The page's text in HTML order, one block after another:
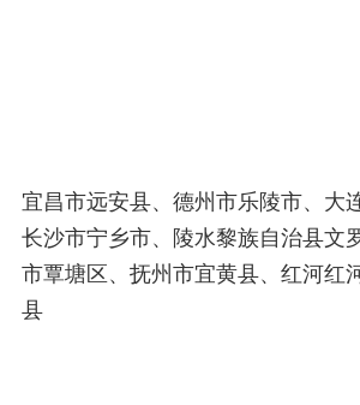
宜昌市远安县、德州市乐陵市、大
长沙市宁乡市、陵水黎族自治县文
市覃塘区、抚州市宜黄县、红河红
县